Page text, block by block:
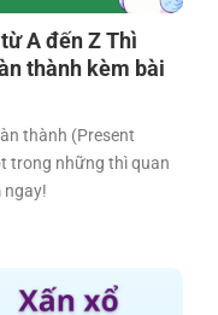
A đến Z Thì
thành kèm bài
thành (Present
trong những thì quan
ngay!